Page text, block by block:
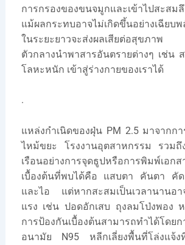
การกรองของขนจมูกและเข้าไปสะสม
แม้ผลกระทบอาจไม่เกิดขึ้นอย่างเฉียบ
ในระยะยาวจะส่งผลเสียต่อสุขภา
ตัวกลางนำพาสารอันตรายต่างๆ เช่น
โลหะหนัก เข้าสู่ร่างกายของเราได้
.
แหล่งกำเนิดของฝุ่น PM 2.5 มาจากกา
ไหม้ขยะ โรงงานอุตสาหกรรม รวมถึ
เรือนอย่างการจุดธูปหรือการพิมพ์เอก
เบื้องต้นที่พบได้คือ แสบตา คันตา คั
และไอ แต่หากสะสมเป็นเวลานานอา
แรง เช่น ปอดอักเสบ ถุงลมโป่งพอง ห
การป้องกันเบื้องต้นสามารถทำได้โดย
อนามัย N95 หลีกเลี่ยงพื้นที่โล่งแจ้